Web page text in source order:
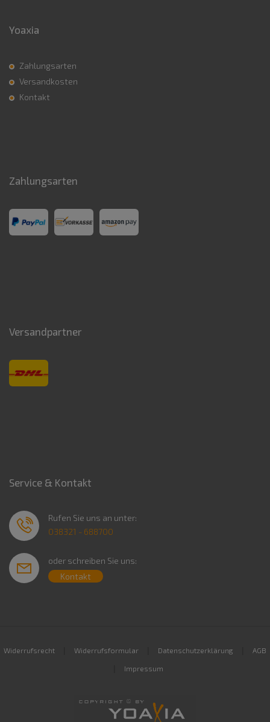
Yoaxia
Zahlungsarten
Versandkosten
Kontakt
Zahlungsarten
Versandpartner
Service & Kontakt
Rufen Sie uns an unter:
038321 - 688700
oder schreiben Sie uns:
Kontakt
Widerrufsrecht Widerrufsformular Datenschutzerklärung AGB
Impressum